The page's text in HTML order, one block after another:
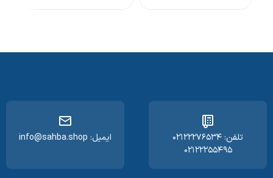
تلفن: ۰۲۱۲۲۲۷۶۵۳۴
۰۲۱۲۲۲۵۵۴۹۵
ایمیل: info@sahba.shop